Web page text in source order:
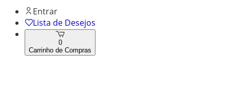
Entrar
Lista de Desejos
0
Carrinho de Compras